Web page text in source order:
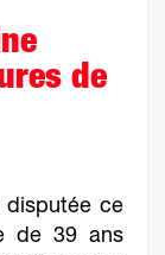
de
disputée ce
de 39 ans